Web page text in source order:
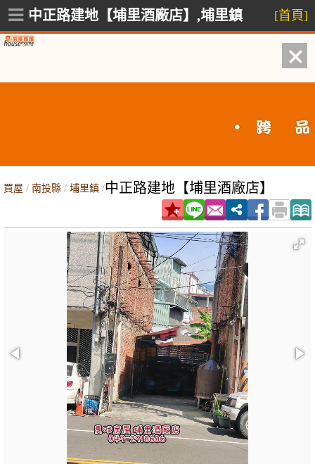
買屋 / 南投縣 / 埔里鎮 /中正路建地【埔里酒廠店】
中正路建地【埔里酒廠店】,埔里鎮 [首頁]